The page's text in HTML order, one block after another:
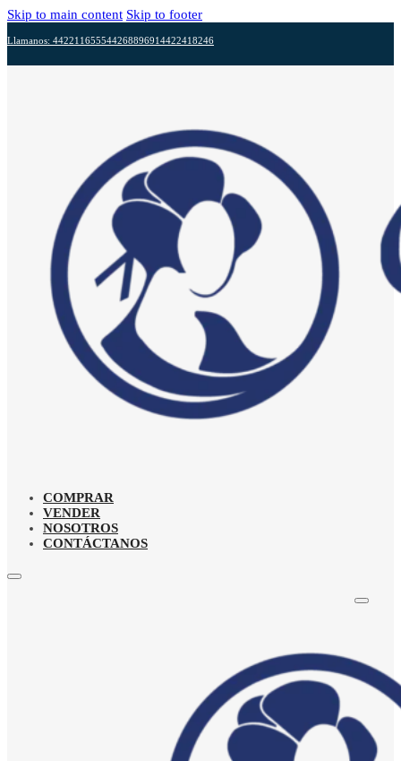
Skip to main content Skip to footer
Llamanos: 442211655544268896914422418246
COMPRAR
VENDER
NOSOTROS
CONTÁCTANOS